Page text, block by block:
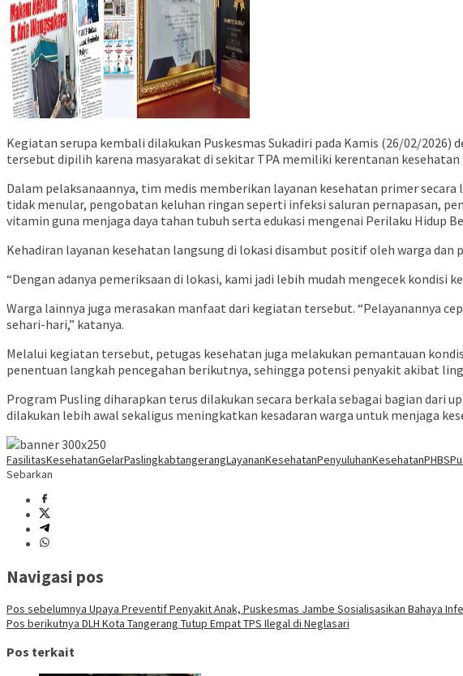
Kegiatan serupa kembali dilakukan Puskesmas Sukadiri pada Kamis (26/02/2026)
tersebut dipilih karena masyarakat di sekitar TPA memiliki kerentanan
Dalam pelaksanaannya, tim medis memberikan layanan kesehatan primer
tidak menular, pengobatan keluhan ringan seperti infeksi saluran pernapasan,
vitamin guna menjaga daya tahan tubuh serta edukasi mengenai Perilaku Hidup
Kehadiran layanan kesehatan langsung di lokasi disambut positif oleh warga
“Dengan adanya pemeriksaan di lokasi, kami jadi lebih mudah mengecek kondisi
Warga lainnya juga merasakan manfaat dari kegiatan tersebut. “Pelayanannya
sehari-hari,” katanya.
Melalui kegiatan tersebut, petugas kesehatan juga melakukan pemantauan
penentuan langkah pencegahan berikutnya, sehingga potensi penyakit akibat
Program Pusling diharapkan terus dilakukan secara berkala sebagai bagian dari
dilakukan lebih awal sekaligus meningkatkan kesadaran warga untuk menjaga
FasilitasKesehatanGelarPaslingkabtangerangLayananKesehatanPenyuluhanKesehatanPHBS
Sebarkan
Navigasi pos
Pos sebelumnya Upaya Preventif Penyakit Anak, Puskesmas Jambe Sosialisasikan Bahaya
Pos berikutnya DLH Kota Tangerang Tutup Empat TPS Ilegal di Neglasari
Pos terkait